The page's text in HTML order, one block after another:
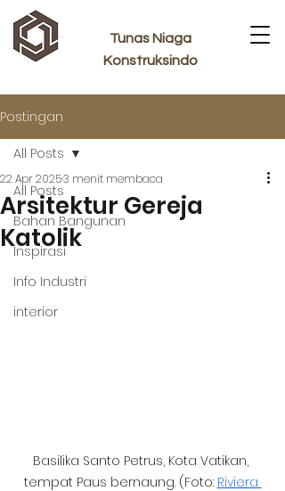
Tunas Niaga
Konstruksindo
Postingan
All Posts
Bahan Bangunan
Inspirasi
Info Industri
interior
All Posts
Arsitektur Gereja
Katolik
22 Apr 20253 menit membaca
Basilika Santo Petrus, Kota Vatikan,
tempat Paus bernaung. (Foto: Riviera